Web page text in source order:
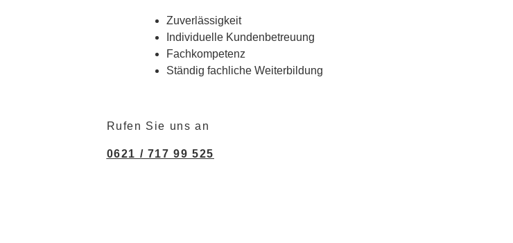
Zuverlässigkeit
Individuelle Kundenbetreuung
Fachkompetenz
Ständig fachliche Weiterbildung
Rufen Sie uns an
0621 / 717 99 525